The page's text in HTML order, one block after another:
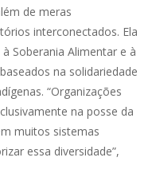
de meras
interconectados. Ela
Soberania Alimentar e à
na solidariedade
“Organizações
na posse da
muitos sistemas
essa diversidade”,